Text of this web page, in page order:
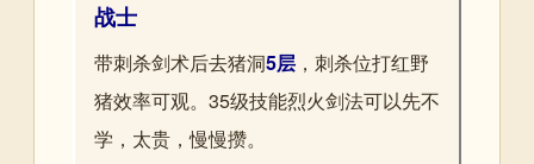
战士
带刺杀剑术后去猪洞5层 ，刺杀位打红野
猪效率可观。35级技能烈火剑法可以先不
学，太贵，慢慢攒。